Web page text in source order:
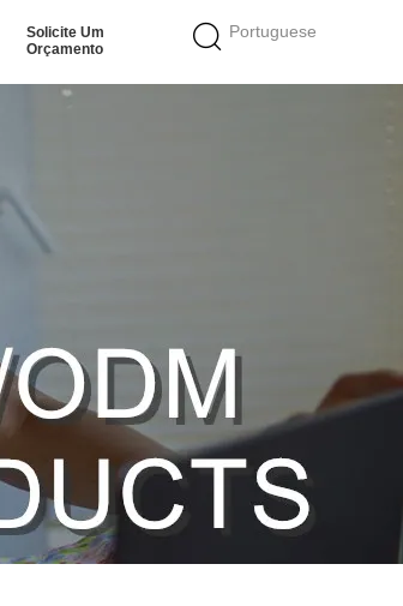
Portuguese
Solicite Um
Orçamento